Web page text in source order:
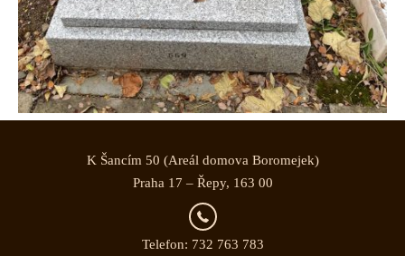
K Šancím 50 (Areál domova Boromejek)
Praha 17 – Řepy, 163 00
Telefon: 732 763 783